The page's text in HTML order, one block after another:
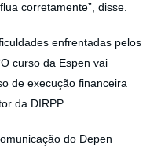
corretamente”, disse.
enfrentadas pelos
curso da Espen vai
de execução financeira
da DIRPP.
do Depen